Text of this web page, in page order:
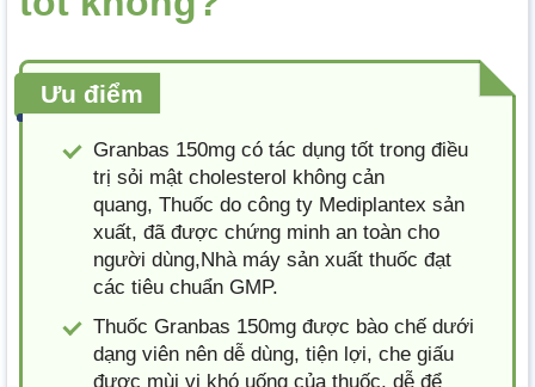
Ưu điểm
Granbas 150mg có tác dụng tốt trong điều
trị sỏi mật cholesterol không cản
quang, Thuốc do công ty Mediplantex sản
xuất, đã được chứng minh an toàn cho
người dùng,Nhà máy sản xuất thuốc đạt
các tiêu chuẩn GMP.
Thuốc Granbas 150mg được bào chế dưới
dạng viên nên dễ dùng, tiện lợi, che giấu
được mùi vị khó uống của thuốc, dễ để